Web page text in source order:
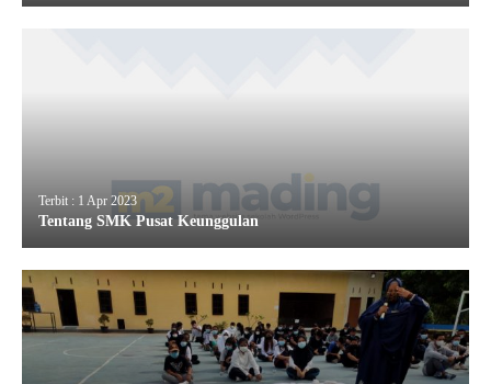
Terbit : 1 Apr 2023
Tentang SMK Pusat Keunggulan